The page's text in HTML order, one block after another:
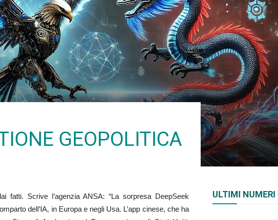
Rivista
di
studi
geopolitici
GEOPOLITICA
fatti. Scrive l’agenzia ANSA: “La sorpresa DeepSeek
dell’IA, in Europa e negli Usa. L’app cinese, che ha
ULTIMI